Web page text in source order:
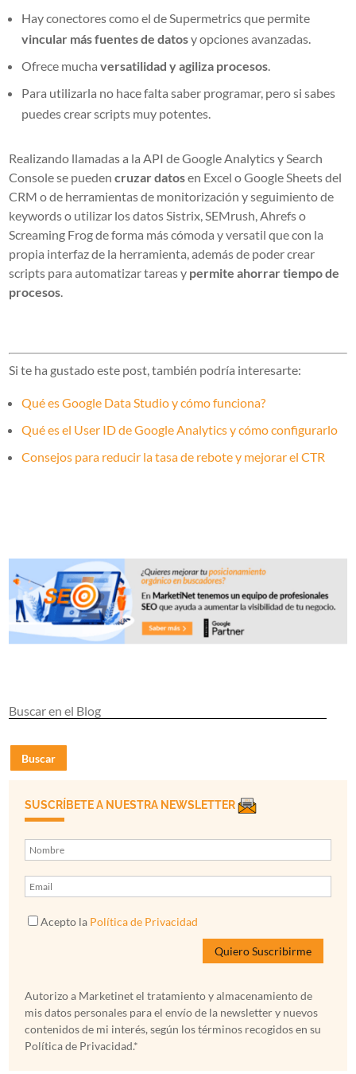
Hay conectores como el de Supermetrics que permite
vincular más fuentes de datosy opciones avanzadas.
Ofrece muchaversatilidad y agiliza procesos.
Para utilizarla no hace falta saber programar, pero si sabes
puedes crear scripts muy potentes.
Realizando llamadas a la API de Google Analytics y Search
Console se pueden cruzar datosen Excel o Google Sheets del
CRM o de herramientas de monitorización y seguimiento de
keywords o utilizar los datos Sistrix, SEMrush, Ahrefs o
Screaming Frog de forma más cómoda y versatil que con la
propia interfaz de la herramienta, además de poder crear
scripts para automatizar tareas y permite ahorrar tiempo de
procesos.
Si te ha gustado este post, también podría interesarte:
Qué es Google Data Studio y cómo funciona?
Qué es el User ID de Google Analytics y cómo configurarlo
Consejos para reducir la tasa de rebote y mejorar el CTR
Buscar
SUSCRÍBETE A NUESTRA NEWSLETTER
Acepto la Política de Privacidad
Autorizo a Marketinet el tratamiento y almacenamiento de
mis datos personales para el envío de la newsletter y nuevos
contenidos de mi interés, según los términos recogidos en su
Política de Privacidad.*